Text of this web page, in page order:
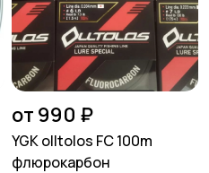
от 990 ₽
YGK olltolos FC 100m
флюрокарбон